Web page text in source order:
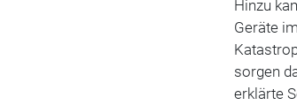
Hinzu
Geräte
sorgen
erklärte